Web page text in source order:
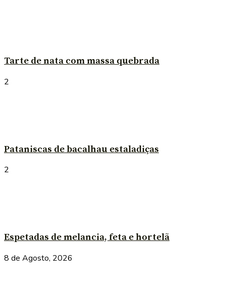
Tarte de nata com massa quebrada
2
Pataniscas de bacalhau estaladiças
2
Espetadas de melancia, feta e hortelã
8 de Agosto, 2026